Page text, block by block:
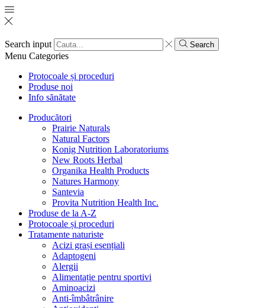
Search input Search
Menu Categories
Protocoale și proceduri
Produse noi
Info sănătate
Producători
Prairie Naturals
Natural Factors
Konig Nutrition Laboratoriums
New Roots Herbal
Organika Health Products
Natures Harmony
Santevia
Provita Nutrition Health Inc.
Produse de la A-Z
Protocoale și proceduri
Tratamente naturiste
Acizi grași esențiali
Adaptogeni
Alergii
Alimentație pentru sportivi
Aminoacizi
Anti-îmbâtrânire